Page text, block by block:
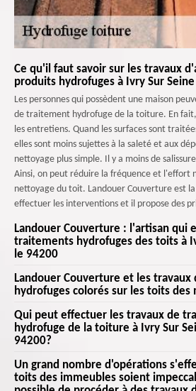
Ce qu'il faut savoir sur les travaux
produits hydrofuges à Ivry Sur
Les personnes qui possèdent une maison
de traitement hydrofuge de la toiture. En
les entretiens. Quand les surfaces sont
elles sont moins sujettes à la saleté et aux
nettoyage plus simple. Il y a moins de
Ainsi, on peut réduire la fréquence et l'effort
nettoyage du toit. Landouer Couverture est
effectuer les interventions et il propose des
Landouer Couverture : l'artisan qui
traitements hydrofuges des toits à
le 94200
Un grand nombre d'opérations
immeubles soient impeccables. En fait, il est
travaux de traitement hydrofuge. Ces
redonner une nouvelle jeunesse à la
l'intégrité. Ces travaux limitent aussi la
infiltrations. Afin de réaliser les
recommandé de contacter des
Couverture qui a plusieurs années
Landouer Couverture et les travaux
hydrofuges colorés sur les toits des
À Ivry Sur Seine dans le 94200, il est
toits des maisons. En fait, il est
considérablement les risques de fuites à
protéger l'intérieur de la maison contre les
Qui peut effectuer les travaux de
hydrofuge de la toiture à Ivry Sur
94200?
Les travaux de traitement hydrofuge de la
pour préserver l'intégrité de la toiture. En
Un grand nombre d'opérations
toits des immeubles soient